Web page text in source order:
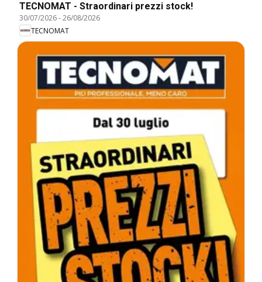
TECNOMAT - Straordinari prezzi stock!
30/07/2026-26/08/2026
TECNOMAT